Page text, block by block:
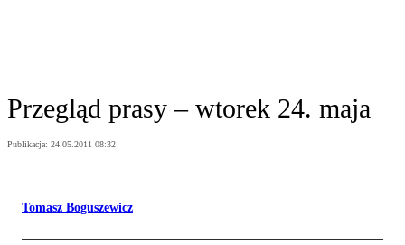
Przegląd prasy – wtorek 24. maja
Publikacja: 24.05.2011 08:32
Tomasz Boguszewicz